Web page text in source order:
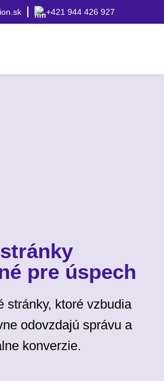
+421 944 426 927
pre úspech
stránky, ktoré vzbudia
odovzdajú správu a
konverzie.